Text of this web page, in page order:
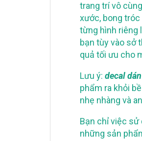
trang trí vô
xước, bong
từng hình riêng
bạn tùy vào sở
quả tối ưu cho
Lưu ý: decal
phẩm ra khỏi
nhẹ nhàng và
Bạn chỉ việc sử
những sản